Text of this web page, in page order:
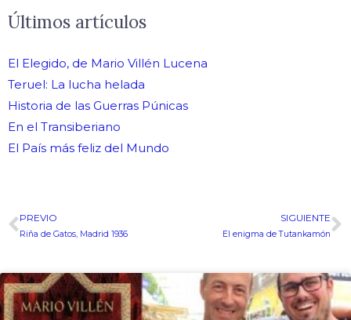
Últimos artículos
El Elegido, de Mario Villén Lucena
Teruel: La lucha helada
Historia de las Guerras Púnicas
En el Transiberiano
El País más feliz del Mundo
Ant
PREVIO
Riña de Gatos, Madrid 1936
SIGUIENTE
El enigma de Tutankamón